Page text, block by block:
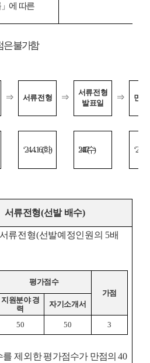
」 에 따른
은 불가함
⇒ 서류전형 ⇒
서류전형
발표일
⇒ 면
‘24. 4. 16.(화) ‘24. 4. 17.(수 ‘24. 4.
서류전형(선발 배수)
류전형(선발예정인원의 5배
평가점수
가점
지원분야 경
력
자기소개서
50 50 3
를 제외한 평가점수가 만점의40